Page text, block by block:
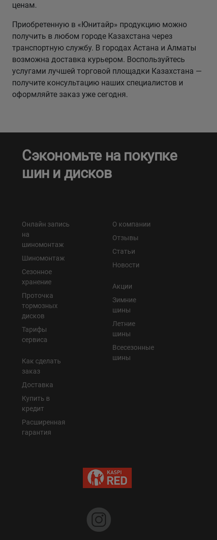
ценам.
Приобретенную в «Юнитайр» продукцию можно
получить в любом городе Казахстана через
транспортную службу. В городах Астана и Алматы
возможна доставка курьером. Воспользуйтесь
услугами лучшей торговой площадки Казахстана —
получите консультацию наших специалистов и
оформляйте заказ уже сегодня.
Сэкономьте на покупке
шин и дисков
Онлайн запись
на
шиномонтаж
Шиномонтаж
Сезонное
хранение
Проточка
тормозных
дисков
Тарифы
сервиса
Как сделать
заказ
Доставка
Купить в
кредит
Расширенная
гарантия
О компании
Отзывы
Статьи
Новости
Акции
Зимние
шины
Летние
шины
Всесезонные
шины